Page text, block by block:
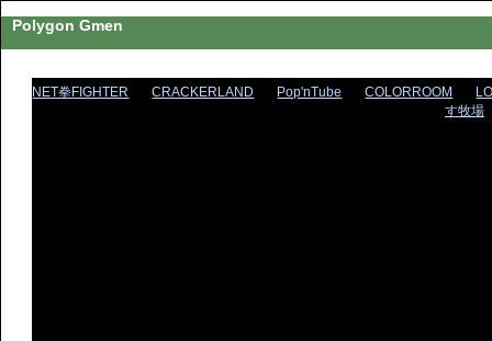
Polygon Gmen
NET拳FIGHTER CRACKERLAND Pop'nTube COLORROOM
す牧場